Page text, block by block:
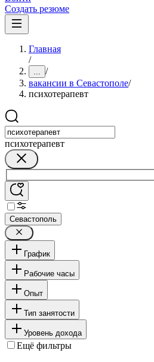
Создать резюме
Главная
/
... /
вакансии в Севастополе/
психотерапевт
психотерапевт
Севастополь
График
Рабочие часы
Опыт
Тип занятости
Уровень дохода
Ещё фильтры